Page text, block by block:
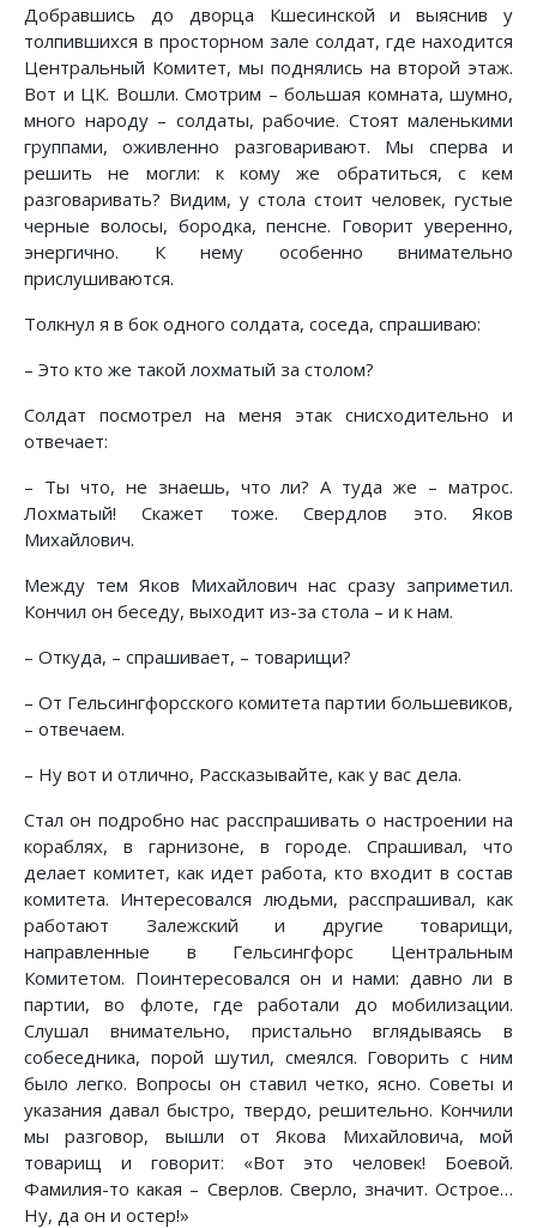
Добравшись до дворца Кшесинской и выяснив у
толпившихся в просторном зале солдат, где находится
Центральный Комитет, мы поднялись на второй этаж.
Вот и ЦК. Вошли. Смотрим – большая комната, шумно,
много народу – солдаты, рабочие. Стоят маленькими
группами, оживленно разговаривают. Мы сперва и
решить не могли: к кому же обратиться, с кем
разговаривать? Видим, у стола стоит человек, густые
черные волосы, бородка, пенсне. Говорит уверенно,
энергично. К нему особенно внимательно
прислушиваются.
Толкнул я в бок одного солдата, соседа, спрашиваю:
– Это кто же такой лохматый за столом?
Солдат посмотрел на меня этак снисходительно и
отвечает:
– Ты что, не знаешь, что ли? А туда же – матрос.
Лохматый! Скажет тоже. Свердлов это. Яков
Михайлович.
Между тем Яков Михайлович нас сразу заприметил.
Кончил он беседу, выходит из-за стола – и к нам.
– Откуда, – спрашивает, – товарищи?
– От Гельсингфорсского комитета партии большевиков,
– отвечаем.
– Ну вот и отлично, Рассказывайте, как у вас дела.
Стал он подробно нас расспрашивать о настроении на
кораблях, в гарнизоне, в городе. Спрашивал, что
делает комитет, как идет работа, кто входит в состав
комитета. Интересовался людьми, расспрашивал, как
работают Залежский и другие товарищи,
направленные в Гельсингфорс Центральным
Комитетом. Поинтересовался он и нами: давно ли в
партии, во флоте, где работали до мобилизации.
Слушал внимательно, пристально вглядываясь в
собеседника, порой шутил, смеялся. Говорить с ним
было легко. Вопросы он ставил четко, ясно. Советы и
указания давал быстро, твердо, решительно. Кончили
мы разговор, вышли от Якова Михайловича, мой
товарищ и говорит: «Вот это человек! Боевой.
Фамилия-то какая – Сверлов. Сверло, значит. Острое…
Ну, да он и остер!»